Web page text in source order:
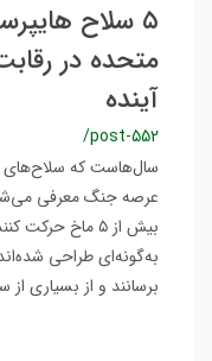
۵ سلاح
متحده در
آینده
/post-552
سال‌هاست که سلاح‌های
عرصه جنگ معرفی
بیش از ۵ ماخ
به‌گونه‌ای طراحی
برسانند و از بسیاری